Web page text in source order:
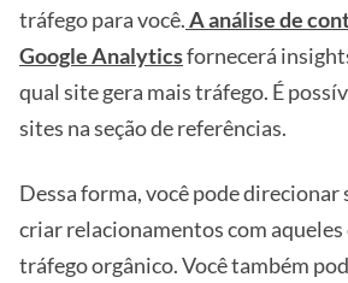
tráfego para você.A análise de
Google Analyticsfornecerá
qual site gera mais tráfego. É
sites na seção de referências.
Dessa forma, você pode direcionar
criar relacionamentos com aqueles
tráfego orgânico. Você também